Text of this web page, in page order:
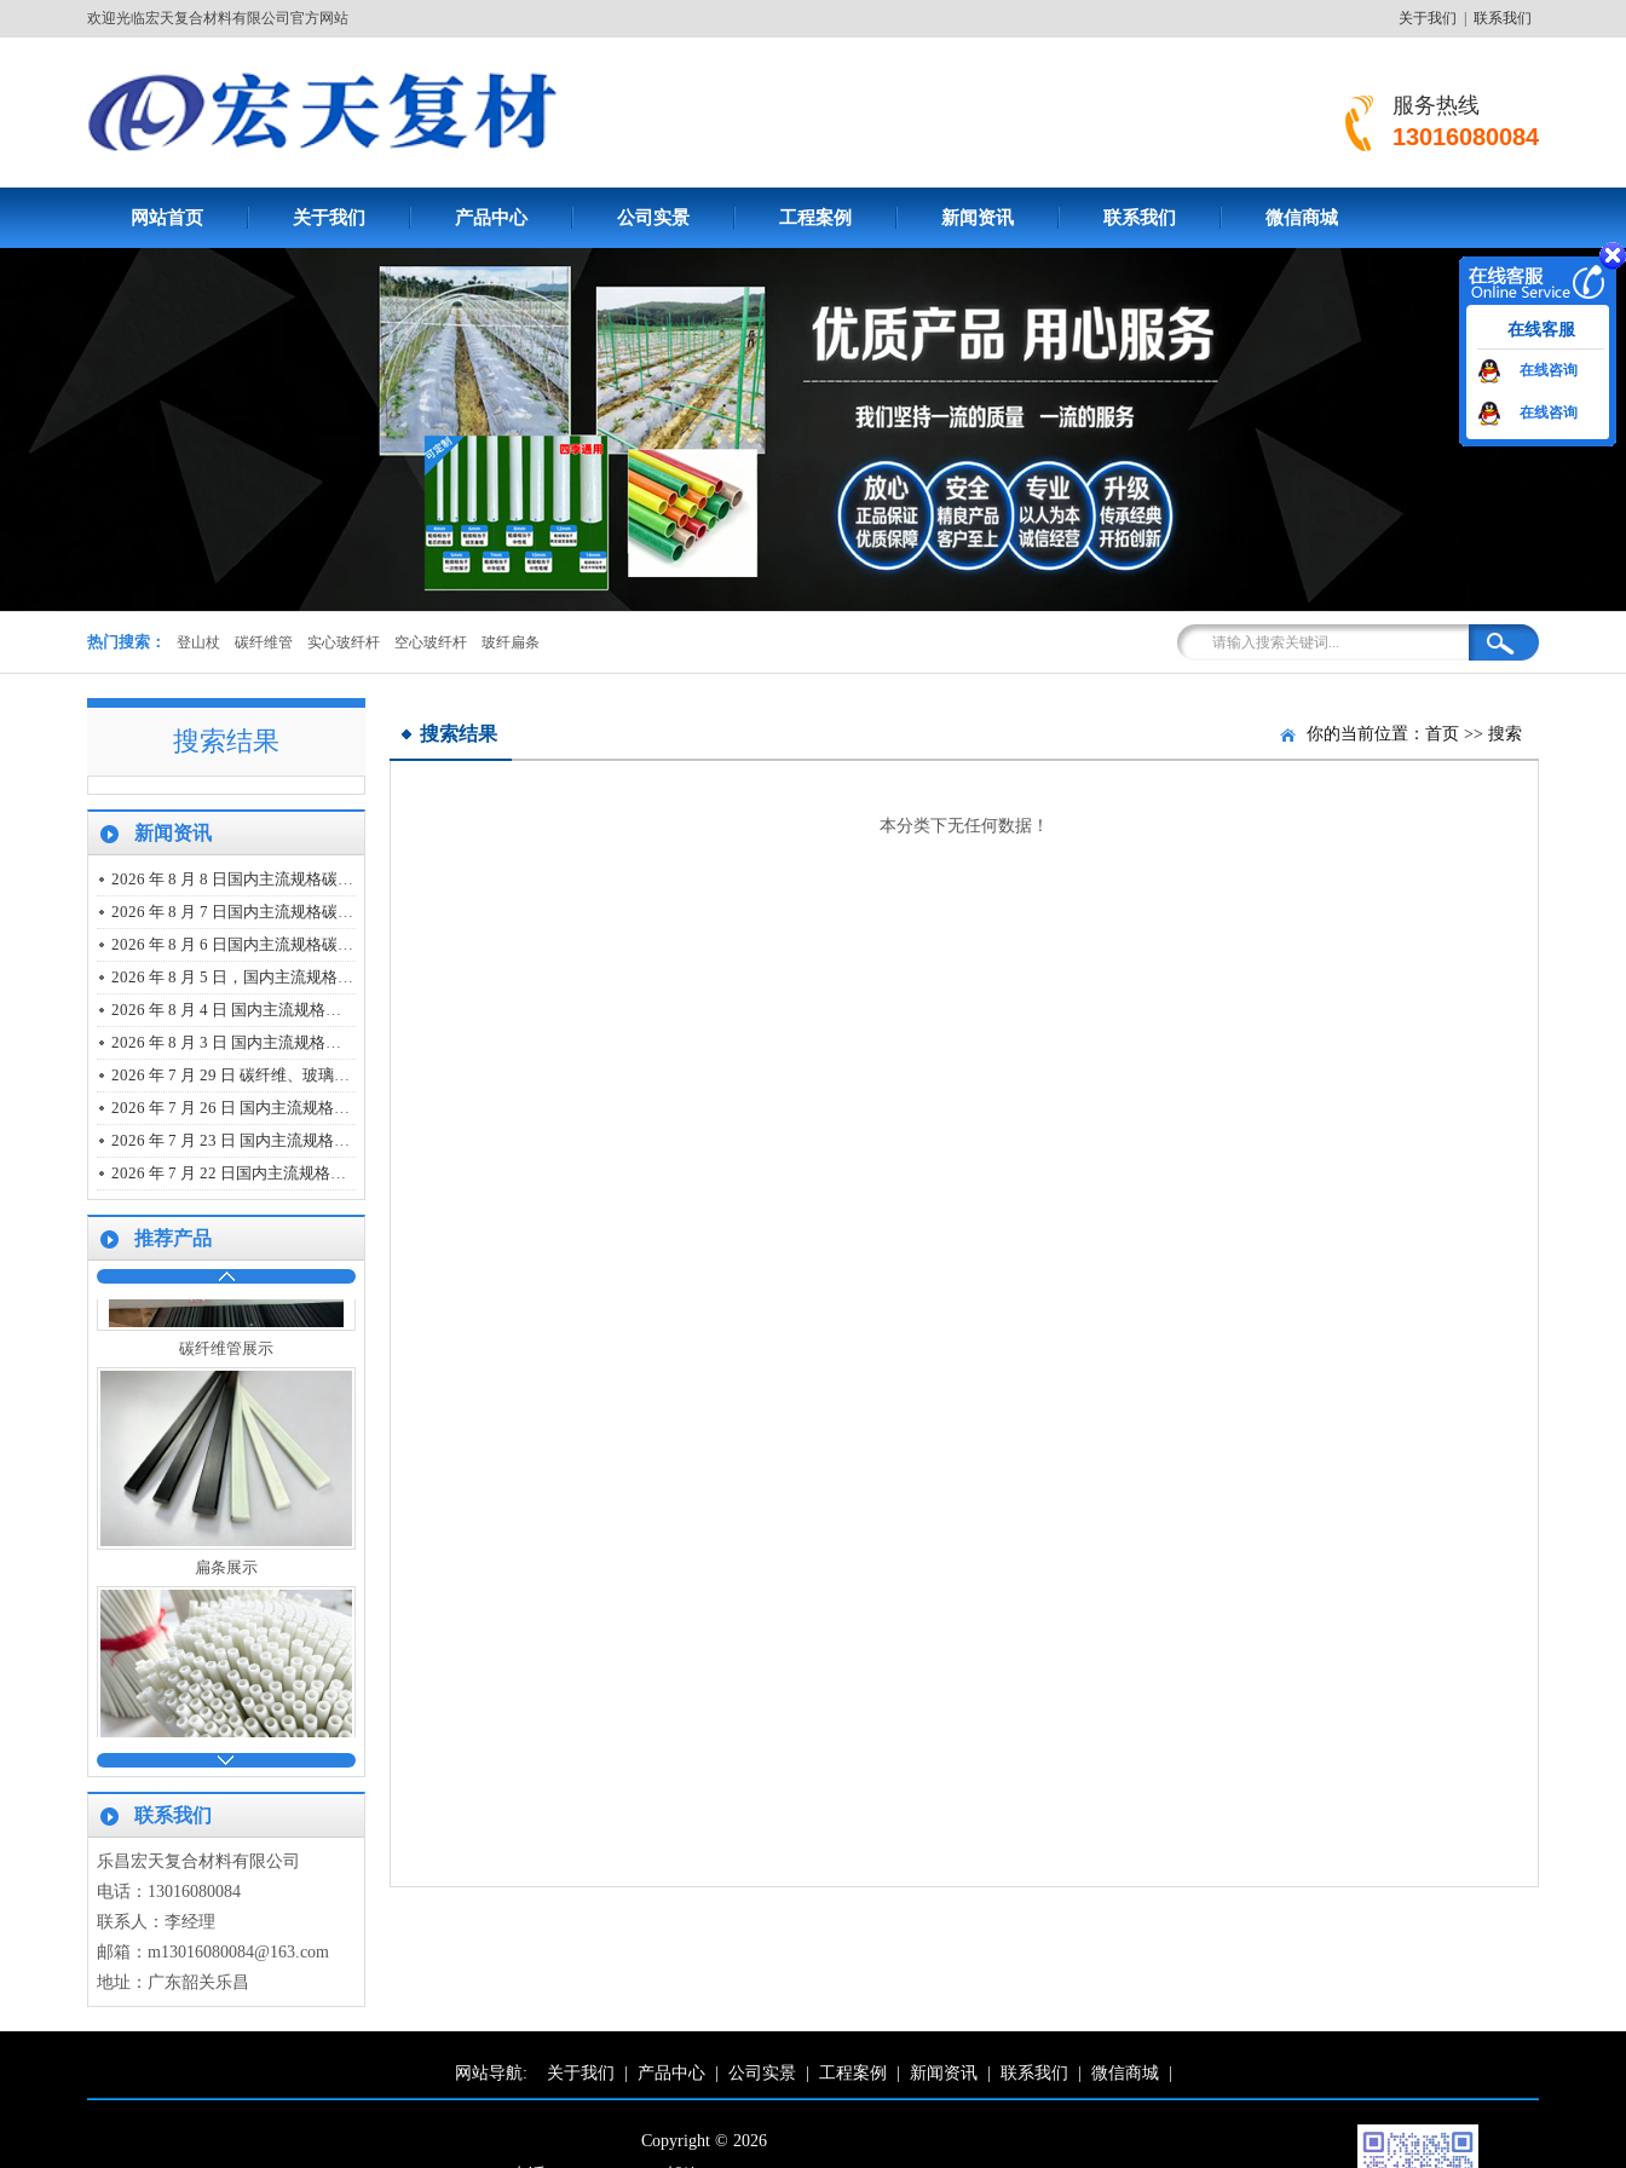
欢迎光临宏天复合材料有限公司官方网站 关于我们 联系我们
服务热线
13016080084
网站首页 关于我们 产品中心 公司实景 工程案例 新闻资讯 联系我们 微信商城
热门搜索： 登山杖 碳纤维管 实心玻纤杆 空心玻纤杆 玻纤扁条
搜索结果
新闻资讯
2026 年 8 月 8 日国内主流规格碳纤维、玻璃纤维、树脂市场报价(价格小幅回落)
2026 年 8 月 7 日国内主流规格碳纤维、玻璃纤维、树脂市场报价(市场明显变动)
2026 年 8 月 6 日国内主流规格碳纤维、玻璃纤维、树脂市场报价
2026 年 8 月 5 日，国内主流规格碳纤维、玻璃纤维、树脂市场报价
2026 年 8 月 4 日 国内主流规格的碳纤维、玻璃纤维、树脂市场报价
2026 年 8 月 3 日 国内主流规格的碳纤维、玻璃纤维、树脂市场报价
2026 年 7 月 29 日 碳纤维、玻璃纤维、树脂主流规格最新市场报价
2026 年 7 月 26 日 国内主流规格的碳纤维、玻璃纤维、树脂市场报价
2026 年 7 月 23 日 国内主流规格的碳纤维、玻璃纤维、树脂市场报价
2026 年 7 月 22 日国内主流规格碳纤维、玻璃纤维、树脂的最新市场报价
推荐产品
多色登山杖可定制
碳纤维管
碳纤维管展示
扁条展示
空心玻纤杆
联系我们
乐昌宏天复合材料有限公司
电话：13016080084
联系人：李经理
邮箱：m13016080084@163.com
地址：广东韶关乐昌
搜索结果 你的当前位置： 首页 >> 搜索
本分类下无任何数据！
网站导航: 关于我们 产品中心 公司实景 工程案例 新闻资讯 联系我们 微信商城
Copyright © 2026
在线客服
在线咨询
在线咨询